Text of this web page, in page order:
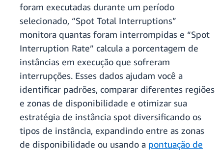
foram executadas durante um período
selecionado, “Spot Total Interruptions”
monitora quantas foram interrompidas e “Spot
Interruption Rate” calcula a porcentagem de
instâncias em execução que sofreram
interrupções. Esses dados ajudam você a
identificar padrões, comparar diferentes regiões
e zonas de disponibilidade e otimizar sua
estratégia de instância spot diversificando os
tipos de instância, expandindo entre as zonas
de disponibilidade ou usando a pontuação de